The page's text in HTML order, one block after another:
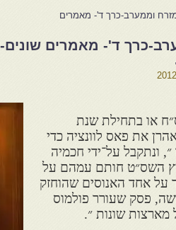
וממערב-כרך ד'- מאמרים
כרך ד'- מאמרים שונים-
או בתחילת שנת
את פאס לוונציה כדי
״, ונתקבל על־ידי חכמיה
השס״ט חותם עמהם על
על אחד האנוסים שהוחזק
פסק שעורר פולמוס
מארצות שונות ״.